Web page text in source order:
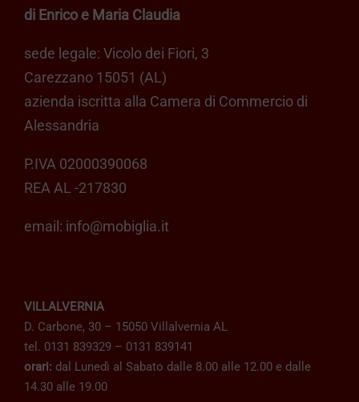
di Enrico e Maria Claudia
sede legale: Vicolo dei Fiori, 3
Carezzano 15051 (AL)
azienda iscritta alla Camera di Commercio di
Alessandria
P.IVA 02000390068
REA AL -217830
email: info@mobiglia.it
VILLALVERNIA
D. Carbone, 30 – 15050 Villalvernia AL
tel. 0131 839329 – 0131 839141
orari: dal Lunedì al Sabato dalle 8.00 alle 12.00 e dalle
14.30 alle 19.00